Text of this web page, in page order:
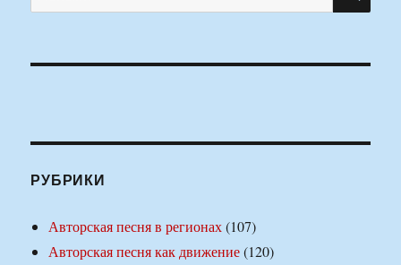
РУБРИКИ
Авторская песня в регионах(107)
Авторская песня как движение(120)